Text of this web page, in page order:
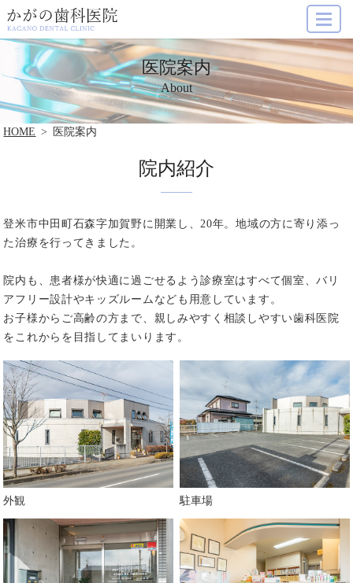
MENU
医院案内
About
HOME 医院案内
院内紹介
登米市中田町石森字加賀野に開業し、20年。地域の方に寄り添っ
た治療を行ってきました。
院内も、患者様が快適に過ごせるよう診療室はすべて個室、バリ
アフリー設計やキッズルームなども用意しています。
お子様からご高齢の方まで、親しみやすく相談しやすい歯科医院
をこれからを目指してまいります。
外観 駐車場